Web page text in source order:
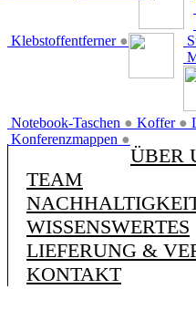
Klebstoffentferner ●
Notebook-Taschen ● Koffer ●
Konferenzmappen ●
ÜBER
TEAM
WISSENSWERTES
LIEFERUNG &
KONTAKT